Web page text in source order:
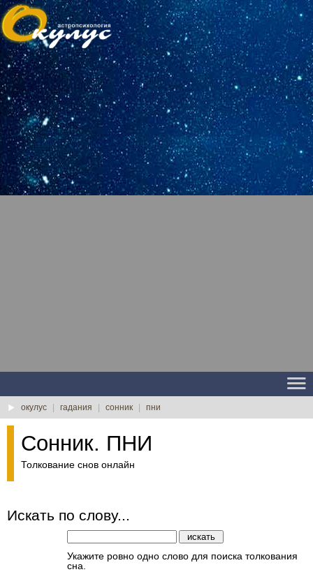
окулус гадания сонник пни
Сонник. ПНИ
Толкование снов онлайн
Искать по слову...
Укажите ровно одно слово для поиска толкования
сна.